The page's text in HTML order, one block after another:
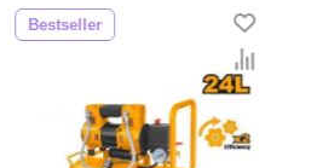
Bestseller